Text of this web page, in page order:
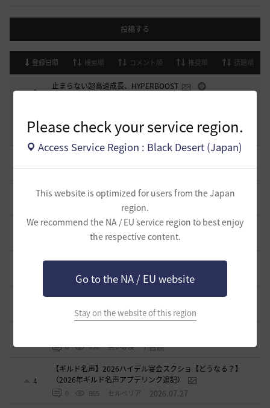
Please check your service region.
Access Service Region : Black Desert (Japan)
This website is optimized for users from the Japan
region.
We recommend the NA / EU service region to best enjoy
the respective content.
Go to the NA / EU website
Stay on the website of this region
投稿する
登録日順 検索順 コメント順 推奨順 話題順
0
止まらない超高速成長、HYPERBOOST
51
コミュニティの利用にあたって
18 47.8K 黒い砂漠 2020.03.25
デヴォレカアクセサリーの使い道
0 54 tanupon 2 時間前
そんなこと知ってらぁ…なこと？
ノウワン 1 日前
ミルの木遺跡(狩場)への行き方について
311 威璃亜-日本 1 日前
取引所の購入の仕方について
343 歩くマシュマロ-日本 1 日前
エマ・バルタリの記録日誌 9～12章について
777 飛鳥雨音 5 日前
0 958 黒い砂漠 7 日前
4
【ギルド名声】2026ハイデル宴会スクショ【どうなる？】
（2026年ギルド名声アプデリンク追記）
0 865 セルベリア 2026.07.27